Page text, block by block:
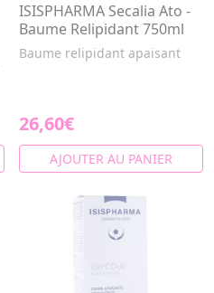
ISISPHARMA Secalia Ato -
Baume Relipidant 750ml
Baume relipidant apaisant
26,60€
AJOUTER AU PANIER